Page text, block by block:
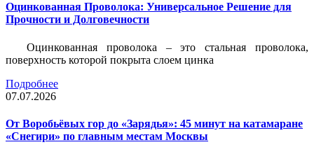
Оцинкованная Проволока: Универсальное Решение для
Прочности и Долговечности
Оцинкованная проволока – это стальная проволока,
поверхность которой покрыта слоем цинка
Подробнее
07.07.2026
От Воробьёвых гор до «Зарядья»: 45 минут на катамаране
«Снегири» по главным местам Москвы